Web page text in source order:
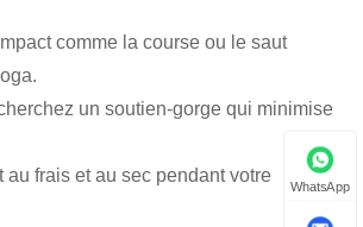
comme la course ou le saut
un soutien-gorge qui minimise
au frais et au sec pendant votre
WhatsApp